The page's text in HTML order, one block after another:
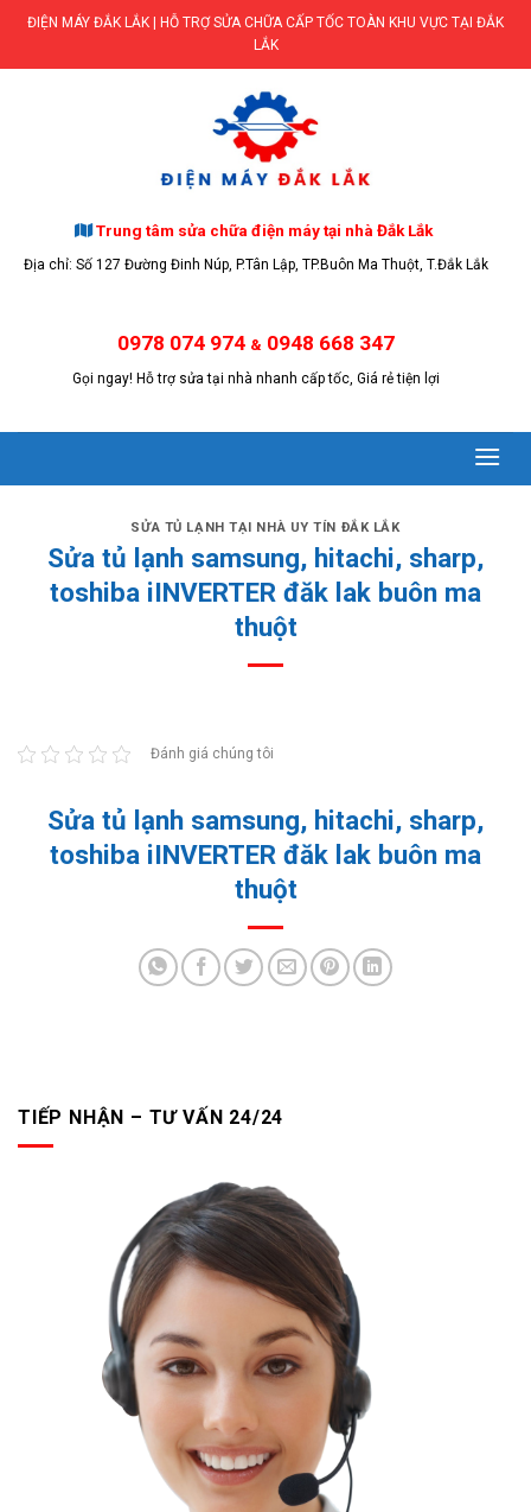
Skip
content
ĐIỆN MÁY ĐẮK LẮK | HỖ TRỢ SỬA CHỮA CẤP TỐC TOÀN KHU VỰC TẠI ĐẮK
LẮK
Trung tâm sửa chữa điện máy tại nhà Đắk Lắk
Địa chỉ: Số 127 Đường Đinh Núp, P.Tân Lập, TP.Buôn Ma Thuột, T.Đắk Lắk
0978 074 974 & 0948 668 347
Gọi ngay! Hỗ trợ sửa tại nhà nhanh cấp tốc, Giá rẻ tiện lợi
TIẾP NHẬN – TƯ VẤN 24/24
SỬA TỦ LẠNH TẠI NHÀ UY TÍN ĐẮK LẮK
Sửa tủ lạnh samsung, hitachi, sharp,
toshiba iINVERTER đăk lak buôn ma
thuột
Đánh giá chúng tôi
Sửa tủ lạnh samsung, hitachi, sharp,
toshiba iINVERTER đăk lak buôn ma
thuột